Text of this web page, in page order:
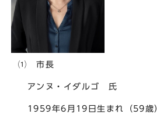
⑴ 市長
アンヌ・イダルゴ 氏
1959年6月19日生まれ（59歳）